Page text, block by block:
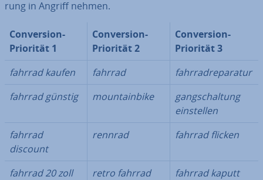
rung in Angriff nehmen.
Con­ver­si­on-
Priorität 1
Con­ver­si­on-
Priorität 2
Con­ver­si­on-
Priorität 3
fahrrad kaufen
fahrrad
fahr­rad­re­pa­ra­tur
fahrrad günstig
moun­tain­bike
gang­schal­tung
ein­stel­len
fahrrad
discount
rennrad fahrrad flicken
fahrrad 20 zoll retro fahrrad fahrrad kaputt